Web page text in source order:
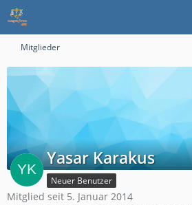
Mitglieder
Yasar Karakus
Neuer Benutzer
Mitglied seit 5. Januar 2014